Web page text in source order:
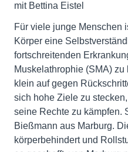
mit Bettina Eistel
Für viele junge Menschen
Körper eine
fortschreitenden
Muskelathrophie (SMA)
klein auf gegen
sich hohe Ziele zu
seine Rechte zu kämpfen.
Bießmann aus Marburg.
körperbehindert und